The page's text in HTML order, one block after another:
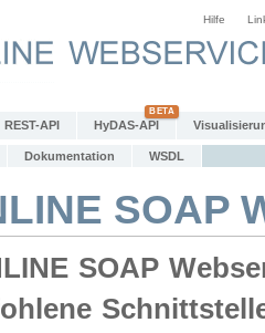
Hilfe
REST-API HyDAS-API
Dokumentation WSDL
SOAP
SOAP